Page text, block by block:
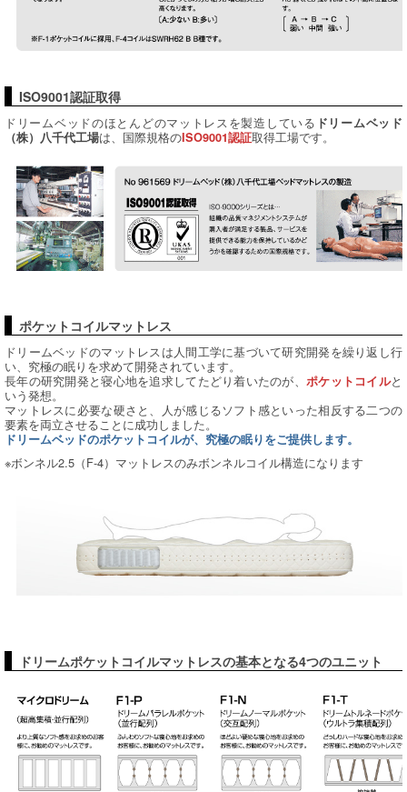
ISO9001認証取得
ドリームベッドのほとんどのマットレスを製造している ドリームベッド
（株）八千代工場は、国際規格のISO9001認証取得工場です。
ポケットコイルマットレス
ドリームベッドのマットレスは人間工学に基づいて研究開発を繰り返し行
い、究極の眠りを求めて開発されています。
長年の研究開発と寝心地を追求してたどり着いたのが、 ポケットコイルと
いう発想。
マットレスに必要な硬さと、人が感じるソフト感といった相反する二つの
要素を両立させることに成功しました。
ドリームベッドのポケットコイルが、究極の眠りをご提供します。
※ボンネル2.5（F-4）マットレスのみボンネルコイル構造になります
ドリームポケットコイルマットレスの基本となる4つのユニット